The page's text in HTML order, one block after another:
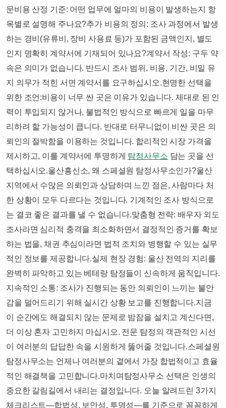
문​비용 산정 기준: 어떤 업무에 얼마의 비용이 발생하는지 항
목별로 설명해 주나요?​추가 비용의 정의: 조사 과정에서 발생
하는 경비(유류비, 장비 사용료 등)가 포함된 금액인지, 별도
인지 명확히 계약서에 기재되어 있나요?​계약서 작성: 구두 약
속은 의미가 없습니다. 반드시 조사 범위, 비용, 기간, 비밀 유
지 의무가 적힌 서면 계약서를 요구하십시오.​현명한 선택을
위한 조언:비용이 너무 싼 곳은 이유가 있습니다. 제대로 된 인
력이 투입되지 않거나, 불법적인 방식으로 빠르게 일을 마무
리하려 할 가능성이 큽니다. 반대로 터무니없이 비싼 곳은 의
뢰인의 절박함을 이용하는 것입니다. 합리적인 시장 가격을
제시하고, 이를 계약서에 투명하게 탐정사무소 담는 곳을 선
택하십시오.​울산흥신소, 왜 스페셜원 탐정사무소인가?​울산
지역에서 수많은 의뢰인과 상담하며 느낀 점은, 사람마다 처
한 상황이 모두 다르다는 것입니다. 기계적인 조사 방식으로
는 결코 좋은 결과를 낼 수 없습니다.​맞춤형 전략: 배우자 외도
조사라면 심리적 충격을 최소화하면서 결정적인 증거를 확보
하는 법을, 채권 추심이라면 법적 조치와 병행할 수 있는 실무
적인 정보를 제공합니다.​실제 현장 경험: 울산 전역의 지리를
완벽히 파악하고 있는 베테랑 탐정들이 신속하게 움직입니다.​
지속적인 소통: 조사가 진행되는 동안 의뢰인이 느끼는 불안
감을 덜어드리기 위해 실시간 상황 보고를 진행합니다.​​지금
이 순간에도 해결되지 않는 문제로 밤잠을 설치고 계신다면,
더 이상 혼자 고민하지 마십시오. 전문 탐정의 객관적인 시선
이 여러분의 답답한 속을 시원하게 뚫어줄 것입니다.​​스페셜원
탐정사무소는 언제나 여러분의 곁에서 가장 합법적이고 효율
적인 해결책을 고민합니다.​마치며​탐정사무소 선택은 인생의
중요한 갈림길에서 내리는 결정입니다. 오늘 알려드린 3가지
체크리스트—합법성, 보안성, 투명성—를 기준으로 꼼꼼하게